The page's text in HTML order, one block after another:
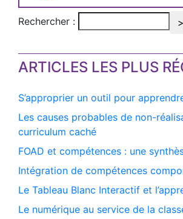
Rechercher :
ARTICLES LES PLUS
S’approprier un outil pour
Les causes probables de non-
curriculum caché
FOAD et compétences : une
Intégration de compétences
Le Tableau Blanc Interactif et
Le numérique au service de la